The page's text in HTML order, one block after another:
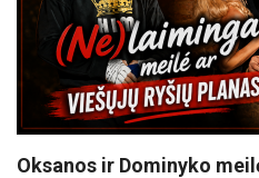
Oksanos ir Dominyko